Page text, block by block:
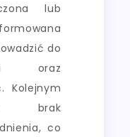
lub
do
oraz
Kolejnym
brak
co